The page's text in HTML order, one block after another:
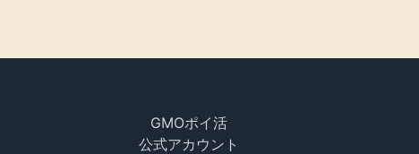
GMOポイ活
公式アカウント